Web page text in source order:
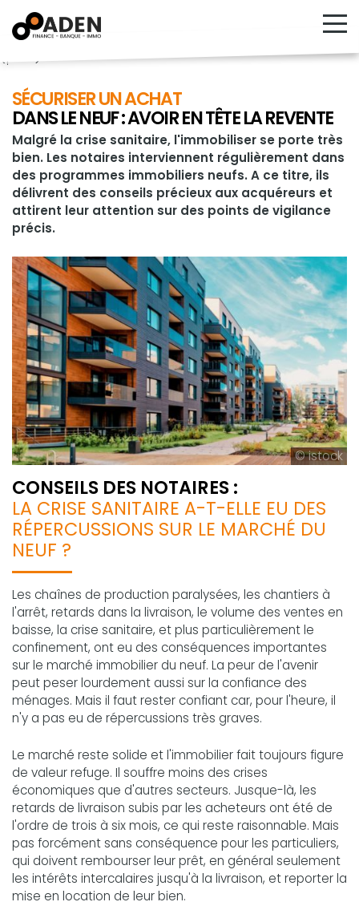
<!---->
SÉCURISER UN ACHAT
DANS LE NEUF : AVOIR EN TÊTE LA REVENTE
Malgré la crise sanitaire, l'immobiliser se porte très
bien. Les notaires interviennent régulièrement dans
des programmes immobiliers neufs. A ce titre, ils
délivrent des conseils précieux aux acquéreurs et
attirent leur attention sur des points de vigilance
précis.
© istock
CONSEILS DES NOTAIRES :
LA CRISE SANITAIRE A-T-ELLE EU DES
RÉPERCUSSIONS SUR LE MARCHÉ DU
NEUF ?
Les chaînes de production paralysées, les chantiers à
l'arrêt, retards dans la livraison, le volume des ventes en
baisse, la crise sanitaire, et plus particulièrement le
confinement, ont eu des conséquences importantes
sur le marché immobilier du neuf. La peur de l'avenir
peut peser lourdement aussi sur la confiance des
ménages. Mais il faut rester confiant car, pour l'heure, il
n'y a pas eu de répercussions très graves.
Le marché reste solide et l'immobilier fait toujours figure
de valeur refuge. Il souffre moins des crises
économiques que d'autres secteurs. Jusque-là, les
retards de livraison subis par les acheteurs ont été de
l'ordre de trois à six mois, ce qui reste raisonnable. Mais
pas forcément sans conséquence pour les particuliers,
qui doivent rembourser leur prêt, en général seulement
les intérêts intercalaires jusqu'à la livraison, et reporter la
mise en location de leur bien.